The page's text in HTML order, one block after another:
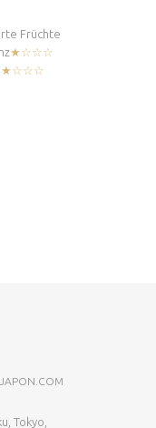
Früchte
★☆☆☆
★☆☆☆
Tokyo,